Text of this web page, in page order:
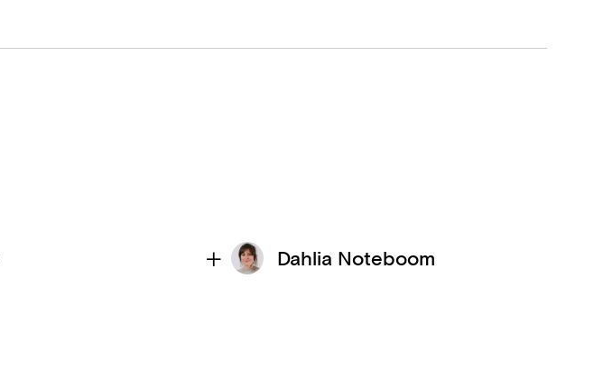
Dahlia Noteboom